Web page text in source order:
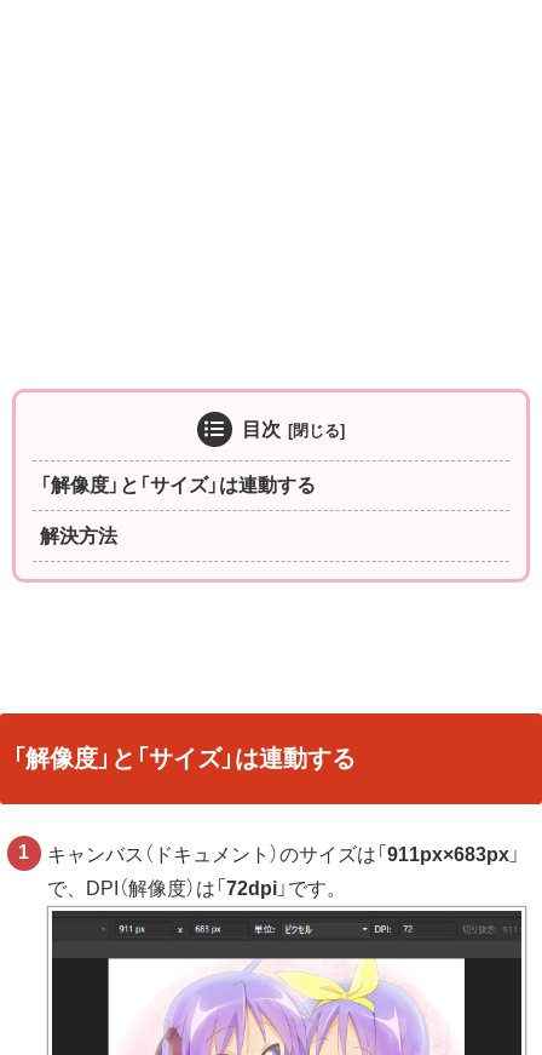
目次
「解像度」と「サイズ」は連動する
解決方法
「解像度」と「サイズ」は連動する
キャンバス（ドキュメント）のサイズは「911px×683px 」
で、DPI（解像度）は「72dpi 」です。